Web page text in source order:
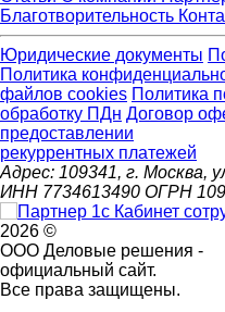
Благотворительность
Юридические документы
Политика
файлов cookies Политика
обработку ПДн Договор
предоставлении
рекуррентных платежей
Адрес: 109341, г. Москва,
ИНН 7734613490 ОГРН
2026 ©
ООО Деловые решения -
официальный сайт.
Все права защищены.